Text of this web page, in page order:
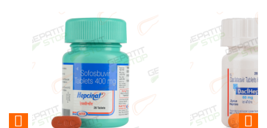
 